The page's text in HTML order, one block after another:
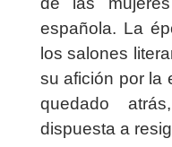
española. La
los salones
su afición por la
quedado
dispuesta a